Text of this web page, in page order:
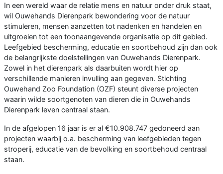
In een wereld waar de relatie mens en natuur onder druk staat,
wil Ouwehands Dierenpark bewondering voor de natuur
stimuleren, mensen aanzetten tot nadenken en handelen en
uitgroeien tot een toonaangevende organisatie op dit gebied.
Leefgebied bescherming, educatie en soortbehoud zijn dan ook
de belangrijkste doelstellingen van Ouwehands Dierenpark.
Zowel in het dierenpark als daarbuiten wordt hier op
verschillende manieren invulling aan gegeven. Stichting
Ouwehand Zoo Foundation (OZF) steunt diverse projecten
waarin wilde soortgenoten van dieren die in Ouwehands
Dierenpark leven centraal staan.
In de afgelopen 16 jaar is er al €10.908.747 gedoneerd aan
projecten waarbij o.a. bescherming van leefgebieden tegen
stroperij, educatie van de bevolking en soortbehoud centraal
staan.